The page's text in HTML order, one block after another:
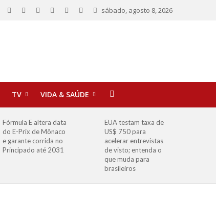
sábado, agosto 8, 2026
TV VIDA & SAÚDE
Fórmula E altera data
do E-Prix de Mônaco
e garante corrida no
Principado até 2031
EUA testam taxa de
US$ 750 para
acelerar entrevistas
de visto; entenda o
que muda para
brasileiros